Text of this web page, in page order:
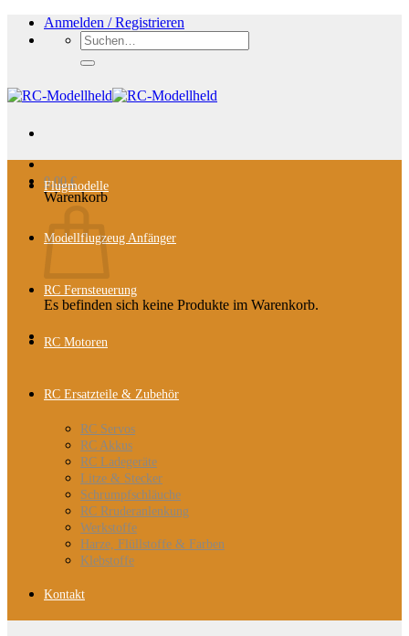
Zum
Inhalt
Anmelden / Registrieren
Suchen
nach:
0,00€
Warenkorb
Es befinden sich keine Produkte im Warenkorb.
Flugmodelle
Modellflugzeug Anfänger
RC Fernsteuerung
RC Motoren
RC Ersatzteile & Zubehör
RC Servos
RC Akkus
RC Ladegeräte
Litze & Stecker
Schrumpfschläuche
RC Rruderanlenkung
Werkstoffe
Harze, Flüllstoffe & Farben
Klebstoffe
Kontakt